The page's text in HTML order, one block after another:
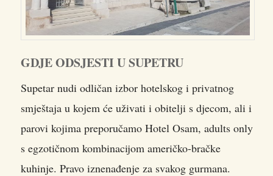
GDJE ODSJESTI U SUPETRU
Supetar nudi odličan izbor hotelskog i privatnog
smještaja u kojem će uživati i obitelji s djecom, ali i
parovi kojima preporučamo Hotel Osam, adults only
s egzotičnom kombinacijom američko-bračke
kuhinje. Pravo iznenađenje za svakog gurmana.